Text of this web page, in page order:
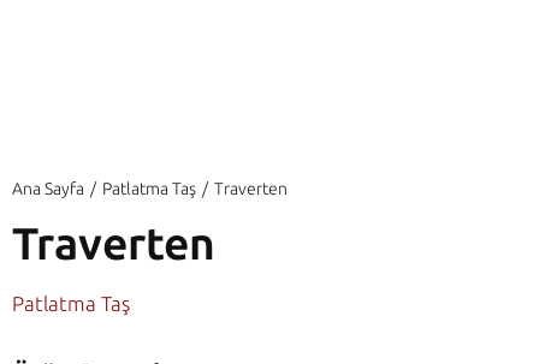
Ana Sayfa Patlatma Taş Traverten
Traverten
Patlatma Taş